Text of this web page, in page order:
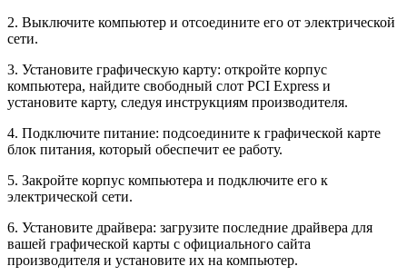
2. Выключите компьютер и отсоедините его от электрической
сети.
3. Установите графическую карту: откройте корпус
компьютера, найдите свободный слот PCI Express и
установите карту, следуя инструкциям производителя.
4. Подключите питание: подсоедините к графической карте
блок питания, который обеспечит ее работу.
5. Закройте корпус компьютера и подключите его к
электрической сети.
6. Установите драйвера: загрузите последние драйвера для
вашей графической карты с официального сайта
производителя и установите их на компьютер.